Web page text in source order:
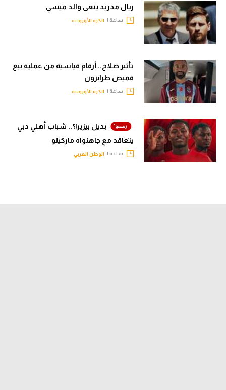
ريال مدريد ينعى والد ميسي
ساعة | الكرة الأوروبية
تأثير صلاح.. أرقام قياسية من عملية بيع
قميص طرابزون
ساعة | الكرة الأوروبية
بديل بيزيرا؟.. شباب أهلي دبي
يتعاقد مع جاهنواه ماركيلو
ساعة | الوطن العربي